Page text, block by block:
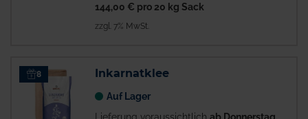
144,00 € pro 20 kg Sack
zzgl. 7% MwSt.
8 Inkarnatklee
Auf Lager